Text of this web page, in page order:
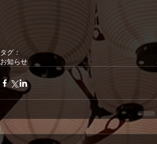
タグ：
お知らせ